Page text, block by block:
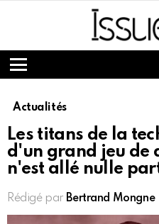
Menu
Actualités
Les titans de la
d'un grand jeu de
n'est allé nulle
Rédigé par Bertrand Mongne